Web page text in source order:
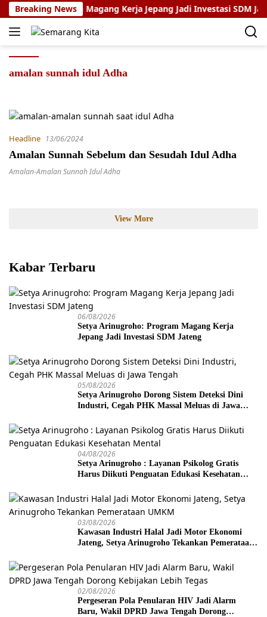
Skip
to
content
Breaking News
Program Magang Kerja Jepang Jadi Investasi SDM Jateng
amalan sunnah idul Adha
Headline 13/06/2024
Amalan Sunnah Sebelum dan Sesudah Idul Adha
Amalan-Amalan Sunnah Idul Adha
View More
Kabar Terbaru
06/08/2026
Setya Arinugroho: Program Magang Kerja
Jepang Jadi Investasi SDM Jateng
05/08/2026
Setya Arinugroho Dorong Sistem Deteksi Dini
Industri, Cegah PHK Massal Meluas di Jawa
04/08/2026
Setya Arinugroho : Layanan Psikolog Gratis
Harus Diikuti Penguatan Edukasi Kesehatan
03/08/2026
Kawasan Industri Halal Jadi Motor Ekonomi
Jateng, Setya Arinugroho Tekankan Pemerataan
02/08/2026
Pergeseran Pola Penularan HIV Jadi Alarm
Baru, Wakil DPRD Jawa Tengah Dorong